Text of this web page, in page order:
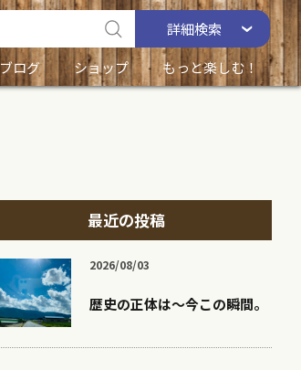
詳細検索
ブログ ショップ もっと楽しむ！
最近の投稿
2026/08/03
歴史の正体は〜今この瞬間。